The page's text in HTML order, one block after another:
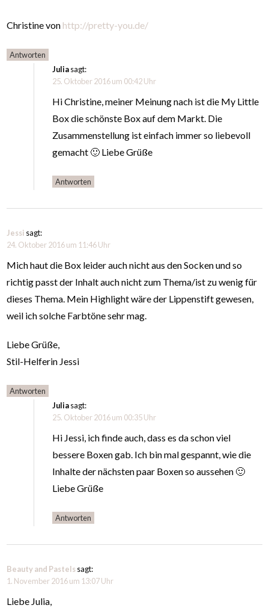
Christine von http://pretty-you.de/
Antworten
Juliasagt:
25. Oktober 2016 um 00:42 Uhr
Hi Christine, meiner Meinung nach ist die My Little
Box die schönste Box auf dem Markt. Die
Zusammenstellung ist einfach immer so liebevoll
gemacht 🙂 Liebe Grüße
Antworten
Jessi sagt:
24. Oktober 2016 um 11:46 Uhr
Mich haut die Box leider auch nicht aus den Socken und so
richtig passt der Inhalt auch nicht zum Thema/ist zu wenig für
dieses Thema. Mein Highlight wäre der Lippenstift gewesen,
weil ich solche Farbtöne sehr mag.
Liebe Grüße,
Stil-Helferin Jessi
Antworten
Juliasagt:
25. Oktober 2016 um 00:35 Uhr
Hi Jessi, ich finde auch, dass es da schon viel
bessere Boxen gab. Ich bin mal gespannt, wie die
Inhalte der nächsten paar Boxen so aussehen 🙂
Liebe Grüße
Antworten
Beauty and Pastelssagt:
1. November 2016 um 13:07 Uhr
Liebe Julia,